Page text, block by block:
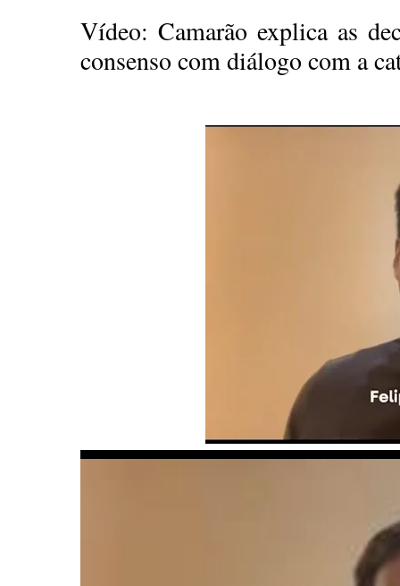
Vídeo: Camarão explica as
consenso com diálogo com a